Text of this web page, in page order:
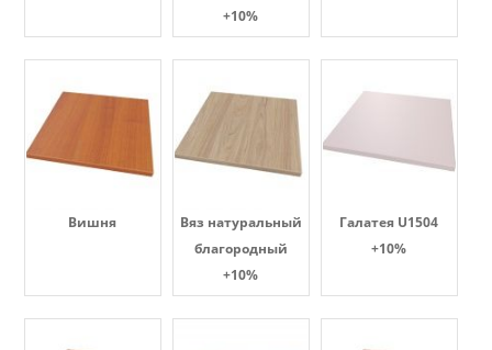
+10%
Вишня
Вяз натуральный
благородный
+10%
Галатея U1504
+10%